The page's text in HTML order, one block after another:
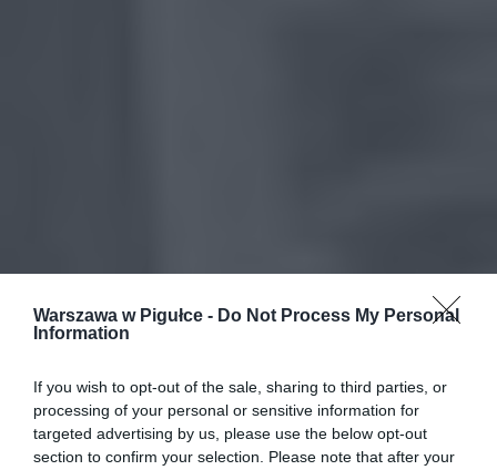
Warszawa w Pigułce - Do Not Process My Personal
Information
If you wish to opt-out of the sale, sharing to third parties, or
processing of your personal or sensitive information for
targeted advertising by us, please use the below opt-out
section to confirm your selection. Please note that after your